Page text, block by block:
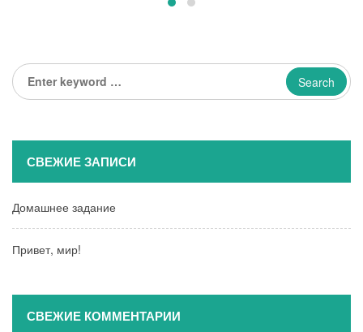
Enter
keyword
СВЕЖИЕ ЗАПИСИ
Домашнее задание
Привет, мир!
СВЕЖИЕ КОММЕНТАРИИ